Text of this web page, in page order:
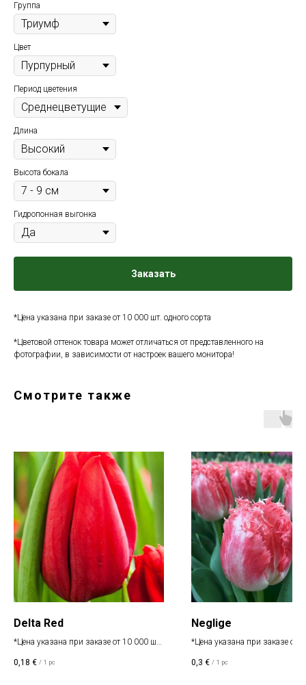
Группа
Цвет
Период цветения
Длина
Высота бокала
Гидропонная выгонка
Заказать
*Цена указана при заказе от 10 000 шт. одного сорта
*Цветовой оттенок товара может отличаться от представленного на
фотографии, в зависимости от настроек вашего монитора!
Смотрите также
Delta Red
*Цена указана при заказе от 10 000 шт.
0,18 € / 1 pc
Neglige
*Цена указана при заказе от
0,3 € / 1 pc